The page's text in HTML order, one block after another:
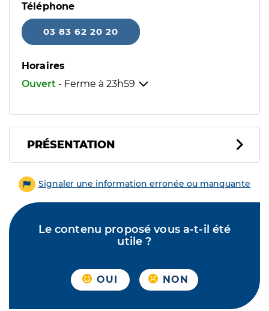
Téléphone
03 83 62 20 20
Horaires
Ouvert - Ferme à 23h59
PRÉSENTATION
Signaler une information erronée ou manquante
Le contenu proposé vous a-t-il été
utile ?
OUI NON